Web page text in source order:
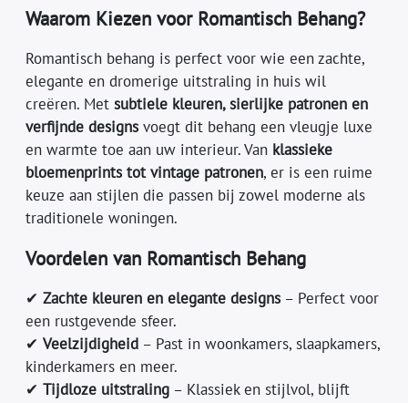
Waarom Kiezen voor Romantisch Behang?
Romantisch behang is perfect voor wie een zachte,
elegante en dromerige uitstraling in huis wil
creëren. Metsubtiele kleuren, sierlijke patronen en
verfijnde designs voegt dit behang een vleugje luxe
en warmte toe aan uw interieur. Van klassieke
bloemenprints tot vintage patronen, er is een ruime
keuze aan stijlen die passen bij zowel moderne als
traditionele woningen.
Voordelen van Romantisch Behang
✔Zachte kleuren en elegante designs – Perfect voor
een rustgevende sfeer.
✔Veelzijdigheid – Past in woonkamers, slaapkamers,
kinderkamers en meer.
✔Tijdloze uitstraling – Klassiek en stijlvol, blijft